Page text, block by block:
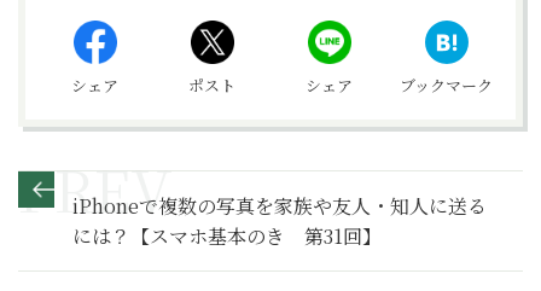
シェア ポスト シェア ブックマーク
iPhoneで複数の写真を家族や友人・知人に送る
には？【スマホ基本のき 第31回】